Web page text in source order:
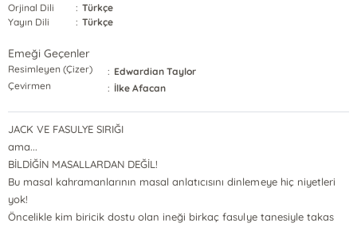
Orjinal Dili
: Türkçe
Yayın Dili
: Türkçe
Emeği Geçenler
Resimleyen (Çizer) : Edwardian Taylor
Çevirmen
: İlke Afacan
JACK VE FASULYE SIRIĞI
ama...
BİLDİĞİN MASALLARDAN DEĞİL!
Bu masal kahramanlarının masal anlatıcısını dinlemeye hiç niyetleri
yok!
Öncelikle kim biricik dostu olan ineği birkaç fasulye tanesiyle takas